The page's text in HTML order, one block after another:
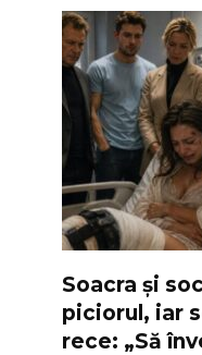
Soacra și
piciorul, iar
rece: „Să